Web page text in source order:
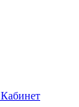
Кабинет